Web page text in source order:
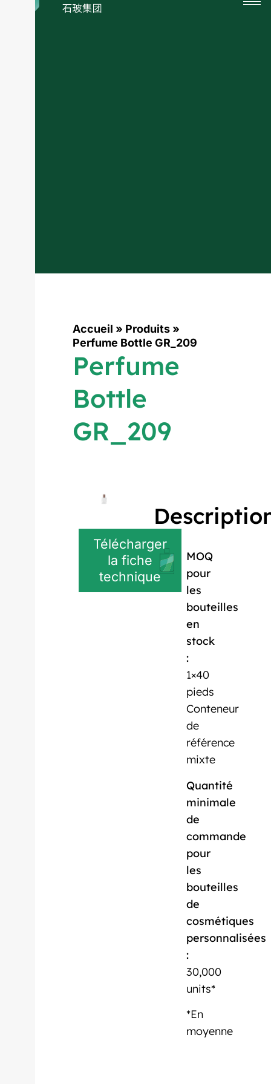
Accueil » Produits »
Perfume Bottle GR_209
Perfume
Bottle
GR_209
Télécharger
la fiche
technique
MOQ
pour
les
bouteilles
en
stock
:
1×40
pieds
Conteneur
de
référence
mixte
Quantité
minimale
de
commande
pour
les
bouteilles
de
cosmétiques
personnalisées
:
30,000
units*
*En
moyenne